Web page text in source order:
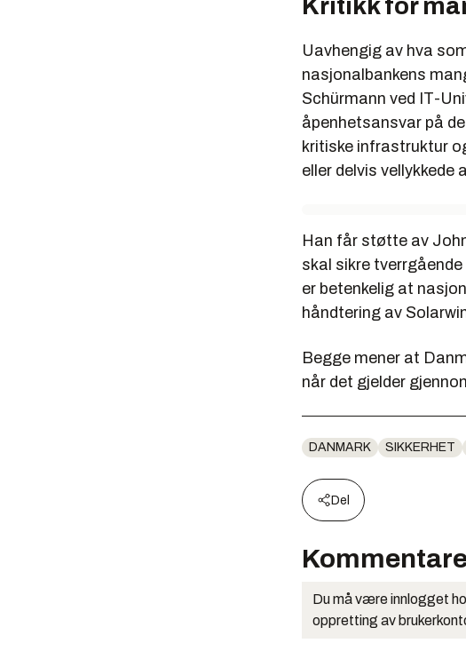
Kritikk for
Uavhengig av hva
nasjonalbankens
Schürmann ved IT-
åpenhetsansvar på
kritiske infrastruktur
eller delvis vellykkede
Han får støtte av
skal sikre
er betenkelig at
håndtering av
Begge mener at
når det gjelder
DANMARK SIKKERHET
Del
Du må være innlogget
oppretting av